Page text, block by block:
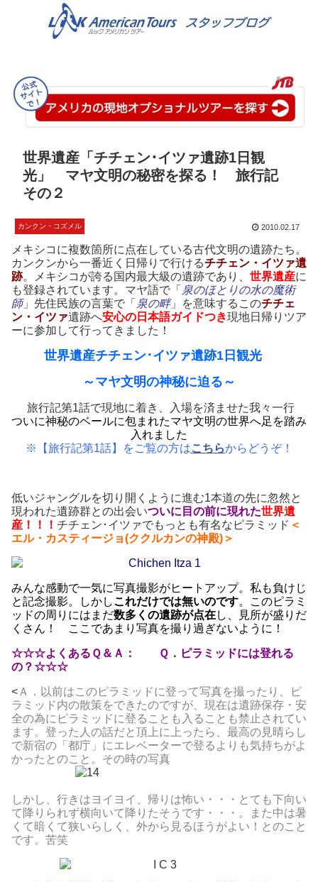
世界遺産「チチェン･イツァ遺跡1日観
光」 マヤ文明の秘密を探る！ 旅行記
その２
カンクン・コズメル 2010.02.17
メキシコに複数箇所に点在している古代文明の遺跡たち。
カンクンから一番近く日帰りで行けるチチェン・イツァ遺
跡。メキシコが誇る国内最大級の遺跡であり、 世界遺産に
も登録されています。マヤ語で「 泉のほとりの水の魔術
師」先住民族の言葉で「 泉の畔」を意味するこのチチェ
ン・イツァ遺跡へ安心の日本語ガイドつき現地日帰りツア
ーに参加して行ってきました！
世界遺産チチェン･イツァ遺跡1日観光
～マヤ文明の神秘に迫る～
旅行記第1話で現地に着き、入場を済ませた我々一行
ついに神秘のベールに包まれたマヤ文明の世界へ足を踏み
入れました
※【旅行記第1話】をご覧の方はこちらからどうぞ！
低いジャングルを切り開くように進む1本道の先に忽然と
現われた遺跡群との出会いついに目の前に現れた世界遺
産 ！！！ チチェン･イツァでもっとも有名なピラミッド ＜
エル・カスティージョ(ククルカンの神殿)＞
みんな感動で一気に写真撮影がヒートアップ。私も負けじ
と記念撮影。しかしこれだけでは無いのです。このピラミ
ッドの周りにはまだ数多くの遺跡が点在し、見所が盛りだ
くさん！ ここであまり写真を撮り過ぎないように！
☆☆☆よくあるＱ＆Ａ： Ｑ．ピラミッドには登れる
の？☆☆☆
< Ａ．以前はこのピラミッドに登って写真を撮ったり、ピ
ラミッド内の散策をできたのですが、現在は遺跡保存・安
全の為にピラミッドに登ることも入ることも禁止されてい
ます。登った人の話だと頂上に上ったら、最高の見晴らし
で新宿の「都庁」にエレベーターで登るよりも気持ちがよ
かったとのこと。その時の写真
しかし、行きはヨイヨイ、帰りは怖い・・・とても下向い
て降りられず横向いて降りたそうです・・・。また中は暑
くて暗くて狭いらしく、外から見るほうがよい！とのこと
です。苦笑